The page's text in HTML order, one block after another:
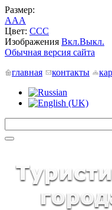
Размер:
AAA
Цвет: CCC
Изображения Вкл.Выкл.
Обычная версия сайта
главная
контакты